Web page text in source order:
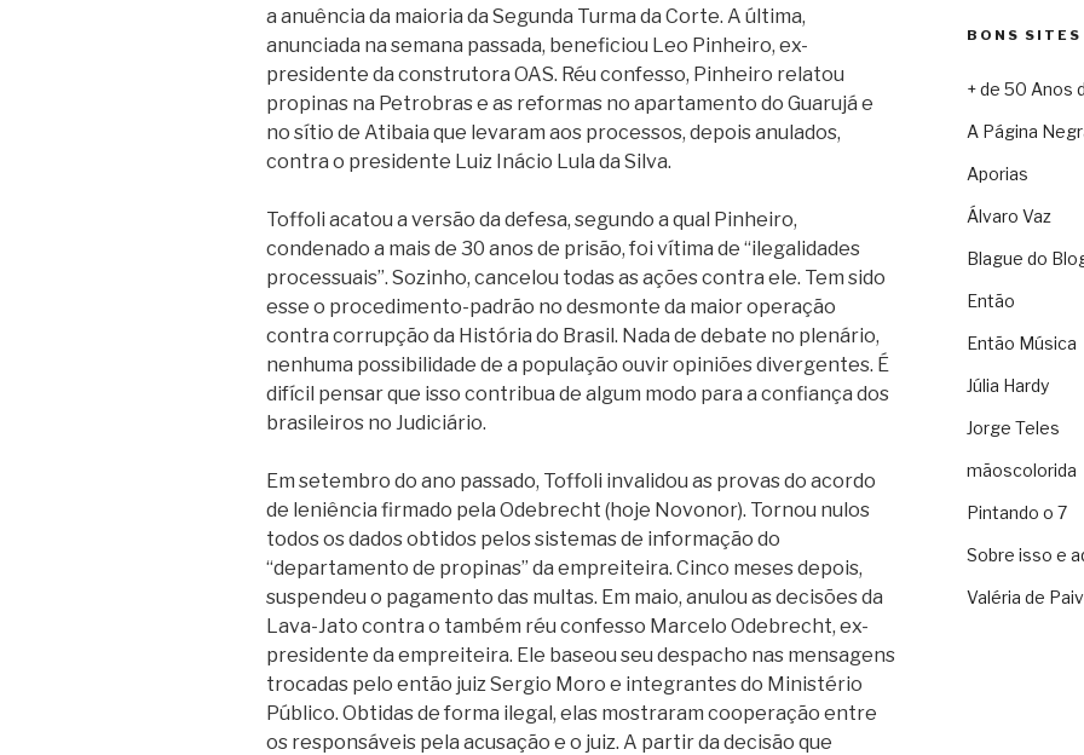
a anuência da maioria da Segunda Turma da Corte. A última,
anunciada na semana passada, beneficiou Leo Pinheiro, ex-
presidente da construtora OAS. Réu confesso, Pinheiro relatou
propinas na Petrobras e as reformas no apartamento do Guarujá e
no sítio de Atibaia que levaram aos processos, depois anulados,
contra o presidente Luiz Inácio Lula da Silva.
Toffoli acatou a versão da defesa, segundo a qual Pinheiro,
condenado a mais de 30 anos de prisão, foi vítima de “ilegalidades
processuais”. Sozinho, cancelou todas as ações contra ele. Tem sido
esse o procedimento-padrão no desmonte da maior operação
contra corrupção da História do Brasil. Nada de debate no plenário,
nenhuma possibilidade de a população ouvir opiniões divergentes. É
difícil pensar que isso contribua de algum modo para a confiança dos
brasileiros no Judiciário.
Em setembro do ano passado, Toffoli invalidou as provas do acordo
de leniência firmado pela Odebrecht (hoje Novonor). Tornou nulos
todos os dados obtidos pelos sistemas de informação do
“departamento de propinas” da empreiteira. Cinco meses depois,
suspendeu o pagamento das multas. Em maio, anulou as decisões da
Lava-Jato contra o também réu confesso Marcelo Odebrecht, ex-
presidente da empreiteira. Ele baseou seu despacho nas mensagens
trocadas pelo então juiz Sergio Moro e integrantes do Ministério
Público. Obtidas de forma ilegal, elas mostraram cooperação entre
os responsáveis pela acusação e o juiz. A partir da decisão que
BONS SITES
+ de 50 Anos
A Página
Aporias
Álvaro Vaz
Blague do
Então
Então Música
Júlia Hardy
Jorge Teles
mãoscolorida
Pintando o 7
Sobre isso e
Valéria de